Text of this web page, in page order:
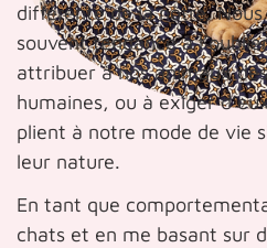
différente de la nôtre.
souvent tendance à
attribuer à nos animaux
humaines, ou à exiger
plient à notre mode de vie
leur nature.
En tant que
chats et en me basant sur